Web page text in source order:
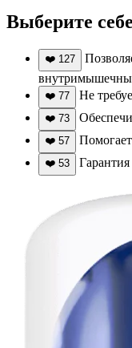
Выберите
❤️ 127
❤️ 77 Не
❤️ 73
❤️ 57
❤️ 53 Гарантия